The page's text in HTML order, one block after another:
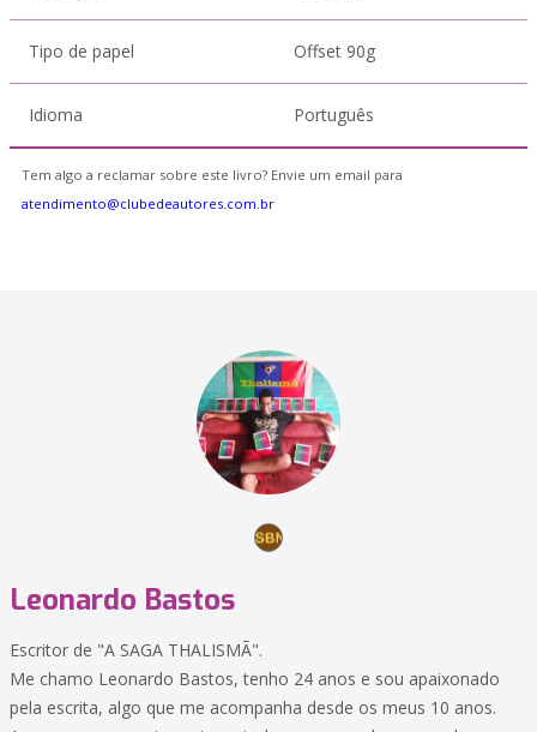
Tipo de papel Offset 90g
Idioma Português
Tem algo a reclamar sobre este livro? Envie um email para
atendimento@clubedeautores.com.br
Leonardo Bastos
Escritor de "A SAGA THALISMÃ".
Me chamo Leonardo Bastos, tenho 24 anos e sou apaixonado
pela escrita, algo que me acompanha desde os meus 10 anos.